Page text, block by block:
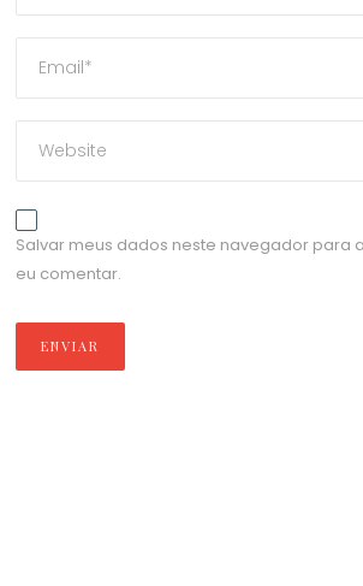
Salvar meus dados neste navegador para
eu comentar.